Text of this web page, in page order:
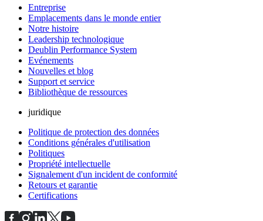
Entreprise
Emplacements dans le monde entier
Notre histoire
Leadership technologique
Deublin Performance System
Evénements
Nouvelles et blog
Support et service
Bibliothèque de ressources
juridique
Politique de protection des données
Conditions générales d'utilisation
Politiques
Propriété intellectuelle
Signalement d'un incident de conformité
Retours et garantie
Certifications